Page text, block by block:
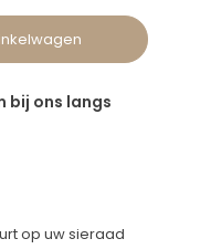
bij ons langs
op uw sieraad